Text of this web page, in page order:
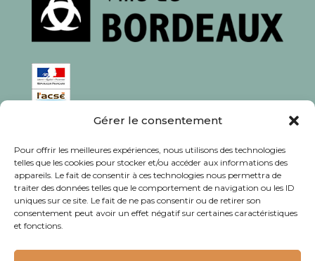
Gérer le consentement
Pour offrir les meilleures expériences, nous utilisons des technologies
telles que les cookies pour stocker et/ou accéder aux informations des
appareils. Le fait de consentir à ces technologies nous permettra de
traiter des données telles que le comportement de navigation ou les ID
uniques sur ce site. Le fait de ne pas consentir ou de retirer son
consentement peut avoir un effet négatif sur certaines caractéristiques
et fonctions.
Rédaction, photos et corrections : habitants et
associations du quartier